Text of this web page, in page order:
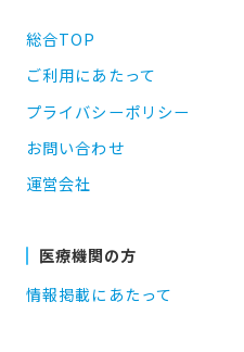
総合TOP
ご利用にあたって
プライバシーポリシー
お問い合わせ
運営会社
医療機関の方
情報掲載にあたって